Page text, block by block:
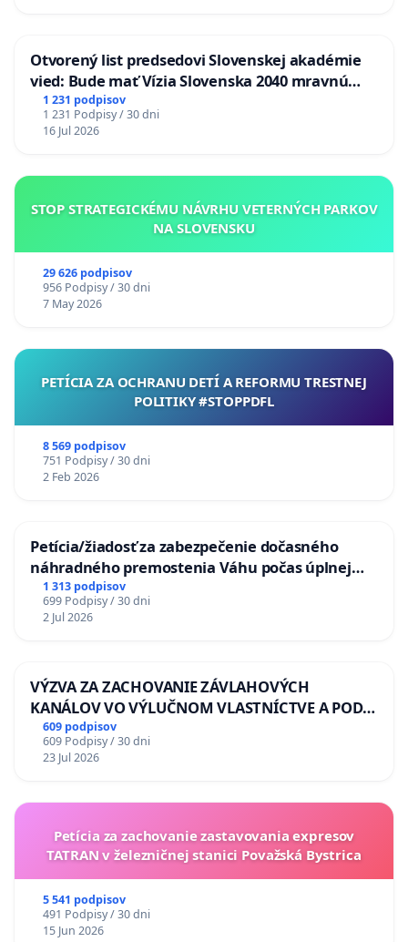
Otvorený list predsedovi Slovenskej akadémie
vied: Bude mať Vízia Slovenska 2040 mravnú
chrbticu?
1 231 podpisov
1 231 Podpisy / 30 dni
16 Jul 2026
STOP STRATEGICKÉMU NÁVRHU VETERNÝCH PARKOV
NA SLOVENSKU
29 626 podpisov
956 Podpisy / 30 dni
7 May 2026
PETÍCIA ZA OCHRANU DETÍ A REFORMU TRESTNEJ
POLITIKY #STOPPDFL
8 569 podpisov
751 Podpisy / 30 dni
2 Feb 2026
Petícia/žiadosť za zabezpečenie dočasného
náhradného premostenia Váhu počas úplnej
uzávery Vážskeho mosta v Komárne
1 313 podpisov
699 Podpisy / 30 dni
2 Jul 2026
VÝZVA ZA ZACHOVANIE ZÁVLAHOVÝCH
KANÁLOV VO VÝLUČNOM VLASTNÍCTVE A POD
KONTROLOU SLOVENSKEJ REPUBLIKY & žiadosť
na riešenie zanedbaného stavu závlahových a
odvodňovacích kanálov na Slovensku
609 podpisov
609 Podpisy / 30 dni
23 Jul 2026
Petícia za zachovanie zastavovania expresov
TATRAN v železničnej stanici Považská Bystrica
5 541 podpisov
491 Podpisy / 30 dni
15 Jun 2026